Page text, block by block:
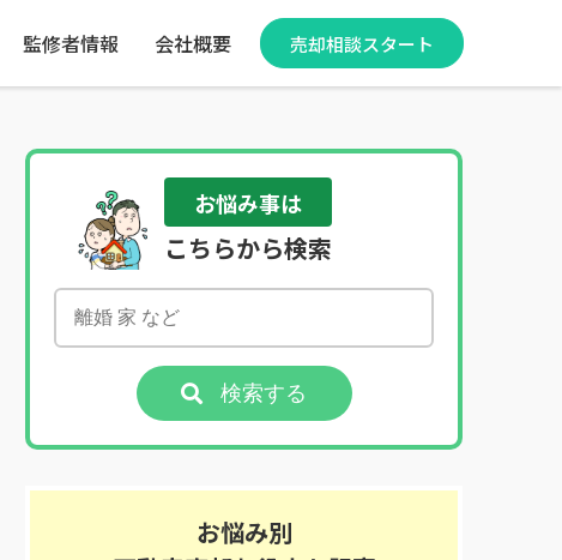
監修者情報 会社概要 売却相談スタート
お悩み事は
こちらから検索
検索する
お悩み別